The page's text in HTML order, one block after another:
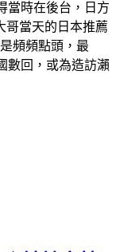
當時在後台，日方
哥當天的日本推薦
頻頻點頭，最
數回，或為造訪瀨